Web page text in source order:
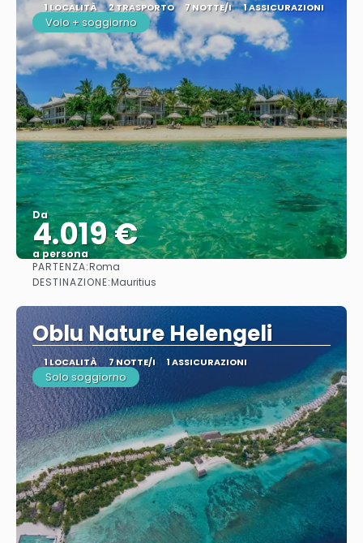
1 LOCALITÀ 2 TRASPORTO 7 NOTTE/I 1 ASSICURAZIONI
Volo + soggiorno
Da
4.019 €
a persona
PARTENZA:Roma
DESTINAZIONE:Mauritius
Oblu Nature Helengeli
1 LOCALITÀ 7 NOTTE/I 1 ASSICURAZIONI
Solo soggiorno